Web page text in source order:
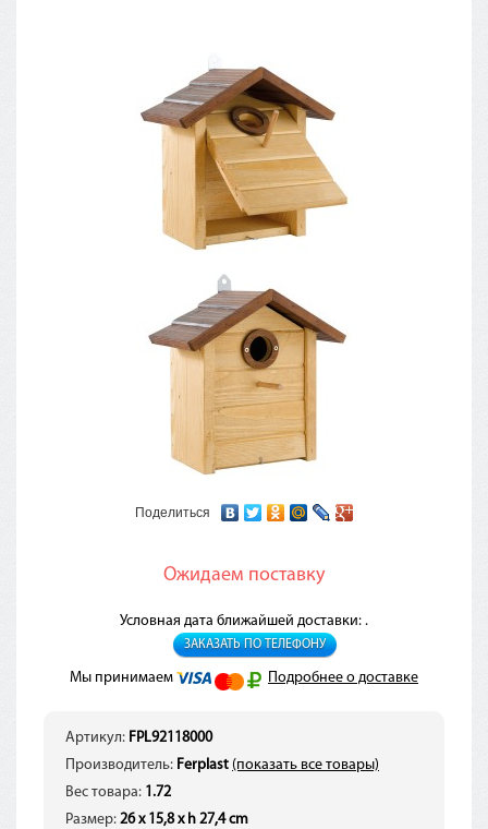
Поделиться
Ожидаем поставку
Условная дата ближайшей доставки: .
ЗАКАЗАТЬ ПО ТЕЛЕФОНУ
Мы принимаем Подробнее о доставке
Артикул: FPL92118000
Производитель: Ferplast (показать все товары)
Вес товара: 1.72
Размер: 26 x 15,8 x h 27,4 cm